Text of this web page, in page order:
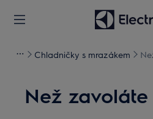
Chladničky s mrazákem
Než zavoláte